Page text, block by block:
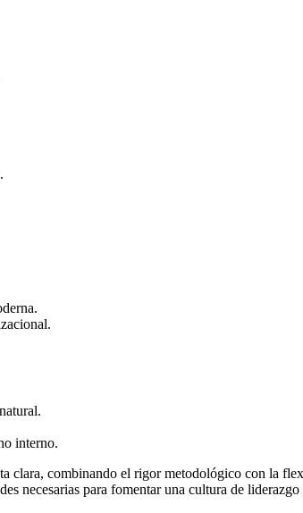
interno.
clara, combinando el rigor metodológico con la
necesarias para fomentar una cultura de